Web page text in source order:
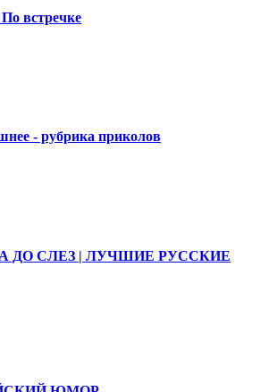
встречке
- рубрика приколов
ДО СЛЕЗ | ЛУЧШИЕ РУССКИЕ